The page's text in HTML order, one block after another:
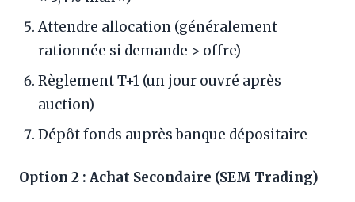
Attendre allocation (généralement
rationnée si demande > offre)
Règlement T+1 (un jour ouvré après
auction)
Dépôt fonds auprès banque dépositaire
Option 2 : Achat Secondaire (SEM Trading)